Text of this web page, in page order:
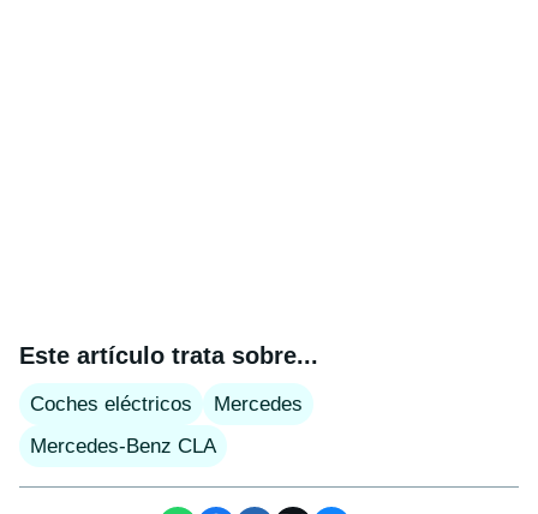
Este artículo trata sobre...
Coches eléctricos
Mercedes
Mercedes-Benz CLA